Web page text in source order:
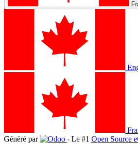
Généré par
- Le #1 Open Source